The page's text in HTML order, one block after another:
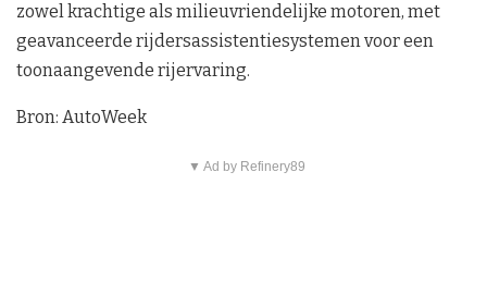
zowel krachtige als milieuvriendelijke motoren, met
geavanceerde rijdersassistentiesystemen voor een
toonaangevende rijervaring.
Bron: AutoWeek
▼ Ad by Refinery89